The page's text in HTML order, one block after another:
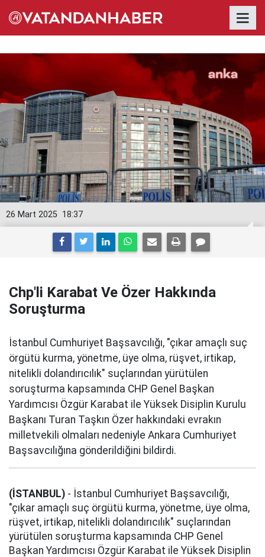
18:37
26 Mart 2025
Chp'li Karabat Ve Özer Hakkında
Soruşturma
İstanbul Cumhuriyet Başsavcılığı, "çıkar amaçlı suç
örgütü kurma, yönetme, üye olma, rüşvet, irtikap,
nitelikli dolandırıcılık" suçlarından yürütülen
soruşturma kapsamında CHP Genel Başkan
Yardımcısı Özgür Karabat ile Yüksek Disiplin Kurulu
Başkanı Turan Taşkın Özer hakkındaki evrakın
milletvekili olmaları nedeniyle Ankara Cumhuriyet
Başsavcılığına gönderildiğini bildirdi.
(İSTANBUL) - İstanbul Cumhuriyet Başsavcılığı,
"çıkar amaçlı suç örgütü kurma, yönetme, üye olma,
rüşvet, irtikap, nitelikli dolandırıcılık" suçlarından
yürütülen soruşturma kapsamında CHP Genel
Başkan Yardımcısı Özgür Karabat ile Yüksek Disiplin